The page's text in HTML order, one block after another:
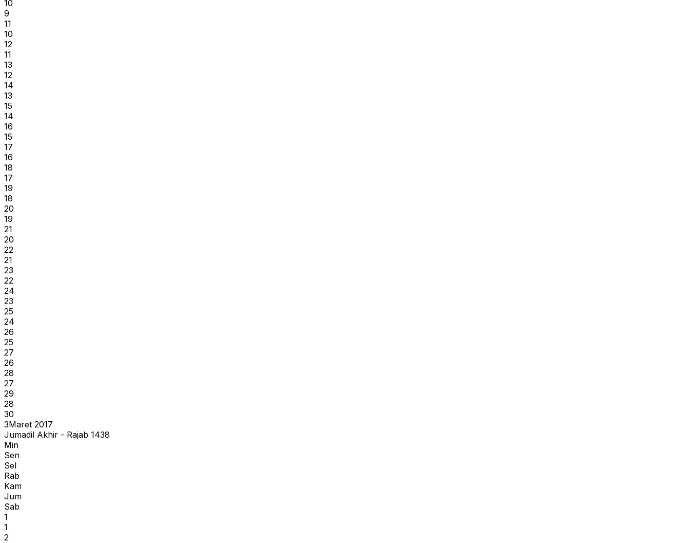
10
9
11
10
12
11
13
12
14
13
15
14
16
15
17
16
18
17
19
18
20
19
21
20
22
21
23
22
24
23
25
24
26
25
27
26
28
27
29
28
30
3Maret 2017
Jumadil Akhir - Rajab 1438
Min
Sen
Sel
Rab
Kam
Jum
Sab
1
1
2